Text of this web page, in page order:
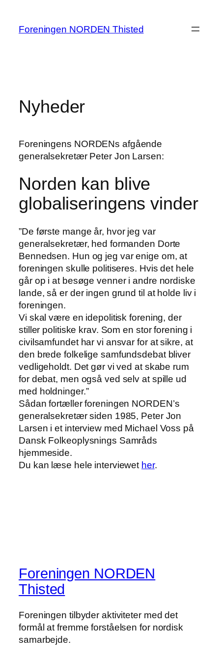
indhold
Foreningen NORDEN Thisted
Nyheder
Foreningens NORDENs afgående
generalsekretær Peter Jon Larsen:
Norden kan blive
globaliseringens vinder
”De første mange år, hvor jeg var
generalsekretær, hed formanden Dorte
Bennedsen. Hun og jeg var enige om, at
foreningen skulle politiseres. Hvis det hele
går op i at besøge venner i andre nordiske
lande, så er der ingen grund til at holde liv i
foreningen.
Vi skal være en idepolitisk forening, der
stiller politiske krav. Som en stor forening i
civilsamfundet har vi ansvar for at sikre, at
den brede folkelige samfundsdebat bliver
vedligeholdt. Det gør vi ved at skabe rum
for debat, men også ved selv at spille ud
med holdninger.”
Sådan fortæller foreningen NORDEN’s
generalsekretær siden 1985, Peter Jon
Larsen i et interview med Michael Voss på
Dansk Folkeoplysnings Samråds
hjemmeside.
Du kan læse hele interviewet her.
Foreningen NORDEN
Thisted
Foreningen tilbyder aktiviteter med det
formål at fremme forståelsen for nordisk
samarbejde.